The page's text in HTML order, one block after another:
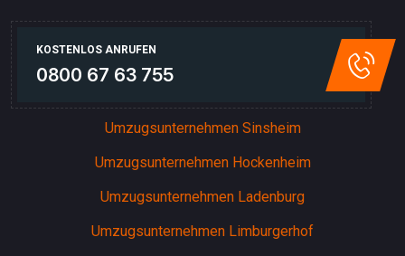
KOSTENLOS ANRUFEN
0800 67 63 755
Umzugsunternehmen Sinsheim
Umzugsunternehmen Hockenheim
Umzugsunternehmen Ladenburg
Umzugsunternehmen Limburgerhof